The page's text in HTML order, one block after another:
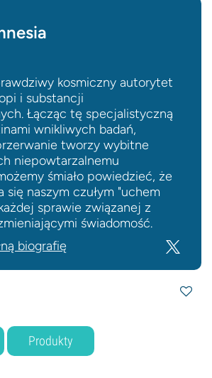
kosmiczny autorytet
i substancji
Łącząc tę specjalistyczną
wnikliwych badań,
tworzy wybitne
niepowtarzalnemu
śmiało powiedzieć, że
się naszym czułym "uchem
sprawie związanej z
świadomość.
biografię
Produkty